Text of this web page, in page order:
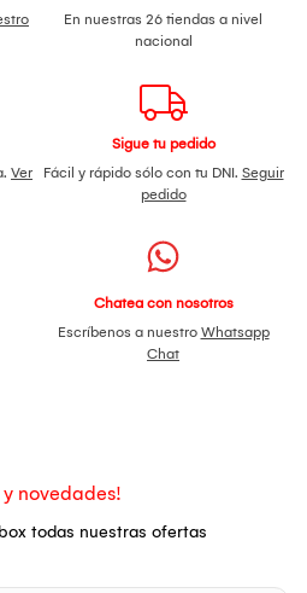
En nuestras 26 tiendas a nivel
nacional
Ver
Sigue tu pedido
Fácil y rápido sólo con tu DNI. Seguir
pedido
Chatea con nosotros
Escríbenos a nuestro Whatsapp
Chat
novedades!
todas nuestras ofertas